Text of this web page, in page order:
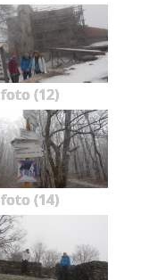
foto (12)
foto (14)